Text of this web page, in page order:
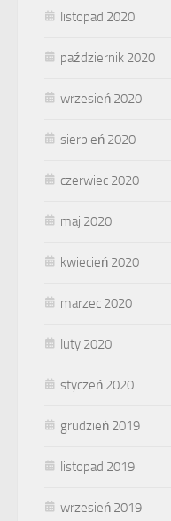
listopad 2020
październik 2020
wrzesień 2020
sierpień 2020
czerwiec 2020
maj 2020
kwiecień 2020
marzec 2020
luty 2020
styczeń 2020
grudzień 2019
listopad 2019
wrzesień 2019